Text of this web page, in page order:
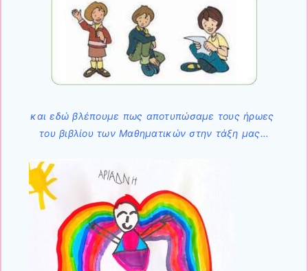
και εδώ βλέπουμε πως αποτυπώσαμε τους ήρωες
του βιβλίου των Μαθηματικών στην τάξη μας…